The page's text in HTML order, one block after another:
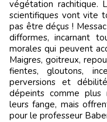
végétation rachitique.
scientifiques vont vite
pas être déçus !
difformes, incarnant
morales qui peuvent
Maigres, goitreux,
fientes, gloutons,
perversions et
dépeints comme plus
leurs fange, mais
pour le professeur